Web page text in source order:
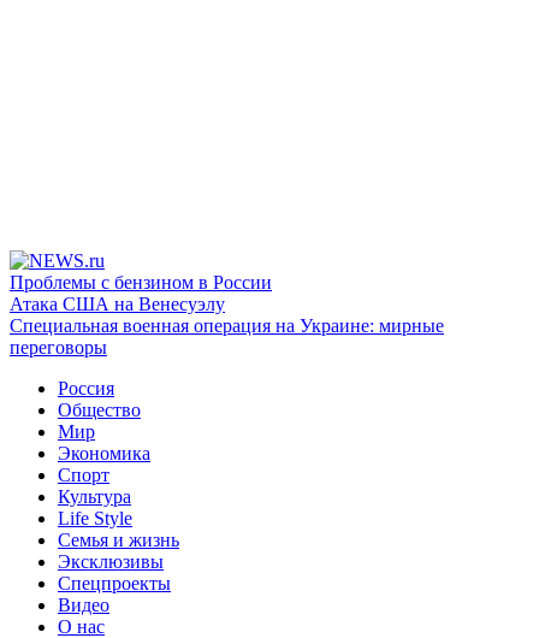
Проблемы с бензином в России
Атака США на Венесуэлу
Специальная военная операция на Украине: мирные
переговоры
Россия
Общество
Мир
Экономика
Спорт
Культура
Life Style
Семья и жизнь
Эксклюзивы
Спецпроекты
Видео
О нас